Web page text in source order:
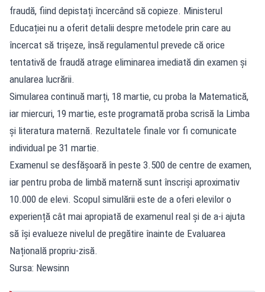
fraudă, fiind depistați încercând să copieze. Ministerul
Educației nu a oferit detalii despre metodele prin care au
încercat să trișeze, însă regulamentul prevede că orice
tentativă de fraudă atrage eliminarea imediată din examen și
anularea lucrării.
Simularea continuă marți, 18 martie, cu proba la Matematică,
iar miercuri, 19 martie, este programată proba scrisă la Limba
și literatura maternă. Rezultatele finale vor fi comunicate
individual pe 31 martie.
Examenul se desfășoară în peste 3.500 de centre de examen,
iar pentru proba de limbă maternă sunt înscriși aproximativ
10.000 de elevi. Scopul simulării este de a oferi elevilor o
experiență cât mai apropiată de examenul real și de a-i ajuta
să își evalueze nivelul de pregătire înainte de Evaluarea
Națională propriu-zisă.
Sursa: Newsinn